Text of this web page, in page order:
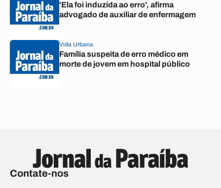
'Ela foi induzida ao erro', afirma
advogado de auxiliar de enfermagem
Vida Urbana
Família suspeita de erro médico em
morte de jovem em hospital público
Contate-nos